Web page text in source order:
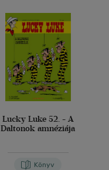
Lucky Luke 52. - A
Daltonok amnéziája
Könyv